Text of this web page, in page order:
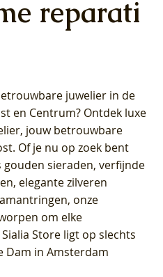
reparati
juwelier in de
en Centrum? Ontdek luxe
jouw betrouwbare
. Of je nu op zoek bent
sieraden, verfijnde
elegante zilveren
onze
om elke
Sialia Store ligt op slechts
Dam in Amsterdam